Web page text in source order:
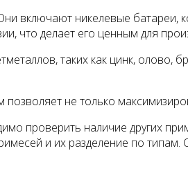
включают никелевые
что делает его ценным для
таких как цинк,
не только
проверить наличие других
и их разделение по